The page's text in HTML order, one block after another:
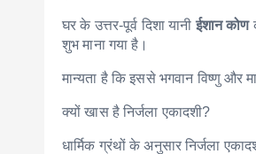
घर के उत्तर-पूर्व दिशा यानीईशान कोण
शुभ माना गया है।
मान्यता है कि इससे भगवान विष्णु और
क्यों खास है निर्जला एकादशी?
धार्मिक ग्रंथों के अनुसार निर्जला